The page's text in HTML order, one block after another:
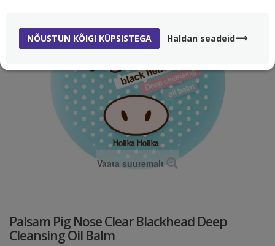
Vaata suuremalt
Palsam Pig Nose Clear Blackhead Deep
Cleansing Oil Balm
NÕUSTUN KÕIGI KÜPSISTEGA Haldan seadeid